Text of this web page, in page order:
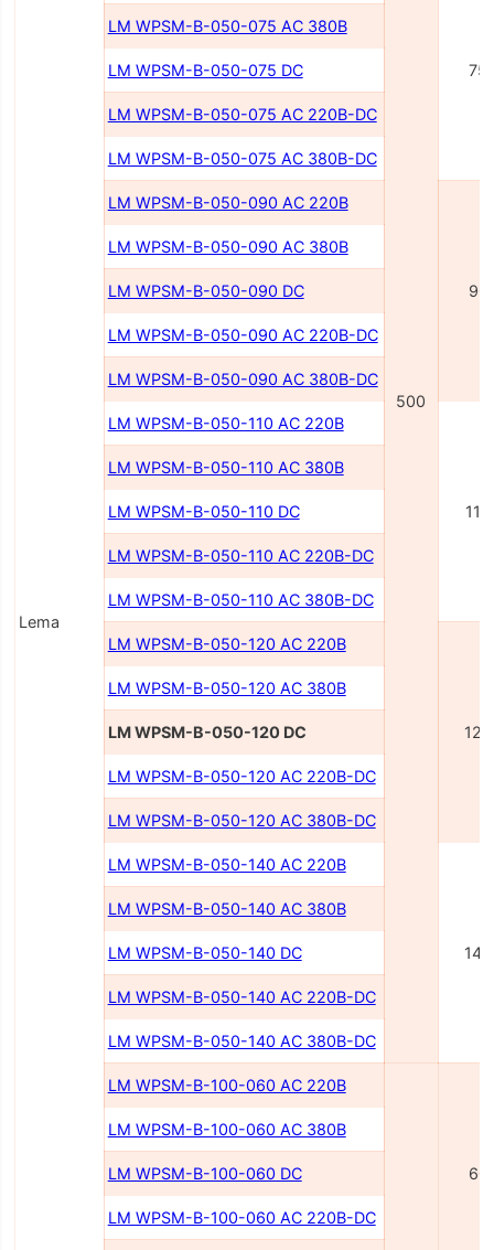
Lema
500
LM WPSM-B-050-075 AC 380В
LM WPSM-B-050-075 DC
LM WPSM-B-050-075 AC 220В-DC
LM WPSM-B-050-075 AC 380В-DC
LM WPSM-B-050-090 AC 220В
LM WPSM-B-050-090 AC 380В
LM WPSM-B-050-090 DC
LM WPSM-B-050-090 AC 220В-DC
LM WPSM-B-050-090 AC 380В-DC
LM WPSM-B-050-110 AC 220В
LM WPSM-B-050-110 AC 380В
LM WPSM-B-050-110 DC
LM WPSM-B-050-110 AC 220В-DC
LM WPSM-B-050-110 AC 380В-DC
LM WPSM-B-050-120 AC 220В
LM WPSM-B-050-120 AC 380В
LM WPSM-B-050-120 DC
LM WPSM-B-050-120 AC 220В-DC
LM WPSM-B-050-120 AC 380В-DC
LM WPSM-B-050-140 AC 220В
LM WPSM-B-050-140 AC 380В
LM WPSM-B-050-140 DC
LM WPSM-B-050-140 AC 220В-DC
LM WPSM-B-050-140 AC 380В-DC
LM WPSM-B-100-060 AC 220В
LM WPSM-B-100-060 AC 380В
LM WPSM-B-100-060 DC
LM WPSM-B-100-060 AC 220В-DC